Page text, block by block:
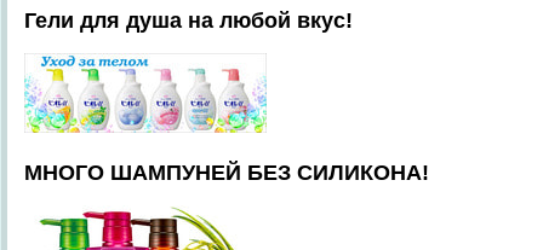
Гели для душа на любой вкус!
МНОГО ШАМПУНЕЙ БЕЗ СИЛИКОНА!